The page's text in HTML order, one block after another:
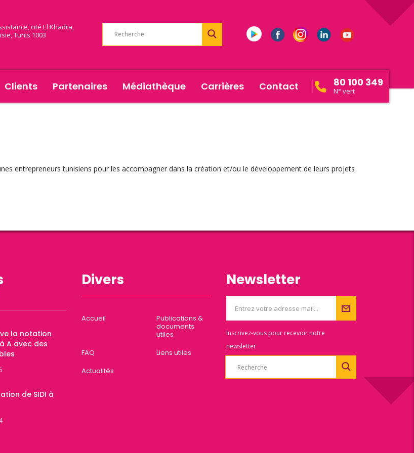
cité El Khadra,
Tunis 1003
Clients Partenaires Médiathèque Carrières Contact 80 100 349
N° vert
entrepreneurs tunisiens pour les accompagner dans la création et/ou le développement de leurs projets
la notation
A avec des
de SIDI à
Divers
Accueil
Publications &
documents
utiles
FAQ
Liens utiles
Actualités
Newsletter
Inscrivez-vous pour recevoir notre
newsletter